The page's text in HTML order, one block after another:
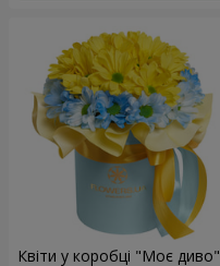
Квіти у коробці "Моє диво"